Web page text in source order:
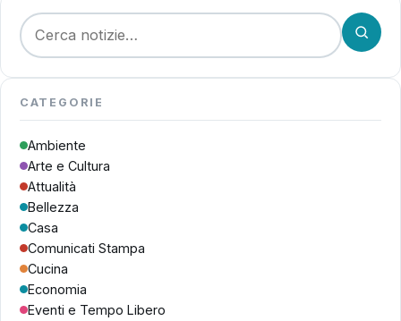
Cerca:
CATEGORIE
Ambiente
Arte e Cultura
Attualità
Bellezza
Casa
Comunicati Stampa
Cucina
Economia
Eventi e Tempo Libero